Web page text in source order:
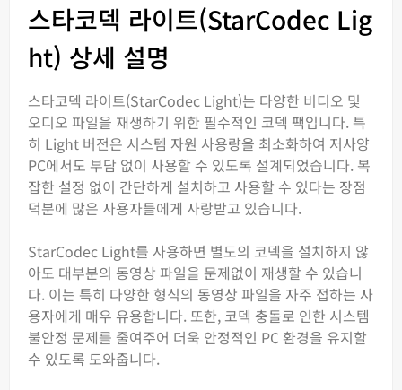
스타코덱 라이트(StarCodec Lig
ht) 상세 설명
스타코덱 라이트(StarCodec Light)는 다양한 비디오 및
오디오 파일을 재생하기 위한 필수적인 코덱 팩입니다. 특
히 Light 버전은 시스템 자원 사용량을 최소화하여 저사양
PC에서도 부담 없이 사용할 수 있도록 설계되었습니다. 복
잡한 설정 없이 간단하게 설치하고 사용할 수 있다는 장점
덕분에 많은 사용자들에게 사랑받고 있습니다.
StarCodec Light를 사용하면 별도의 코덱을 설치하지 않
아도 대부분의 동영상 파일을 문제없이 재생할 수 있습니
다. 이는 특히 다양한 형식의 동영상 파일을 자주 접하는 사
용자에게 매우 유용합니다. 또한, 코덱 충돌로 인한 시스템
불안정 문제를 줄여주어 더욱 안정적인 PC 환경을 유지할
수 있도록 도와줍니다.